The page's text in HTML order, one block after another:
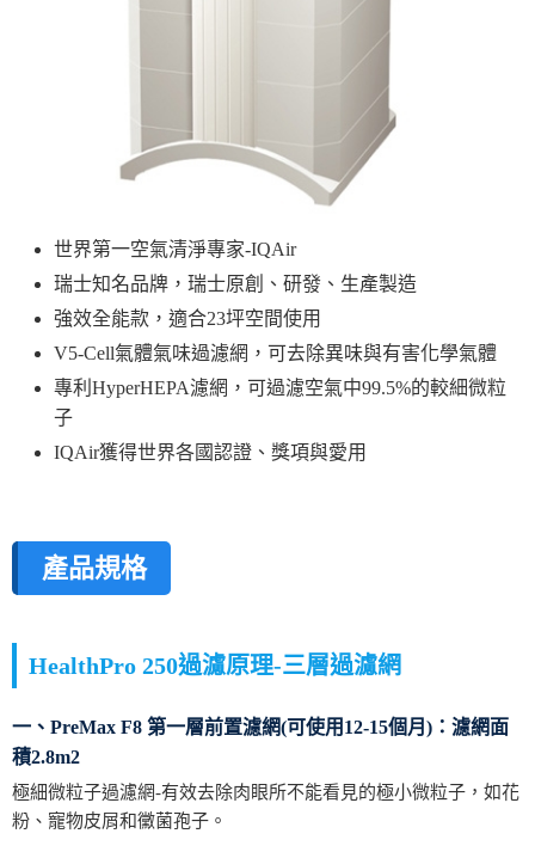
世界第一空氣清淨專家-IQAir
瑞士知名品牌，瑞士原創、研發、生產製造
強效全能款，適合23坪空間使用
V5-Cell氣體氣味過濾網，可去除異味與有害化學氣體
專利HyperHEPA濾網，可過濾空氣中99.5%的較細微粒
子
IQAir獲得世界各國認證、獎項與愛用
產品規格
HealthPro 250過濾原理-三層過濾網
一、PreMax F8 第一層前置濾網(可使用12-15個月)：濾網面
積2.8m2
極細微粒子過濾網-有效去除肉眼所不能看見的極小微粒子，如花
粉、寵物皮屑和黴菌孢子。